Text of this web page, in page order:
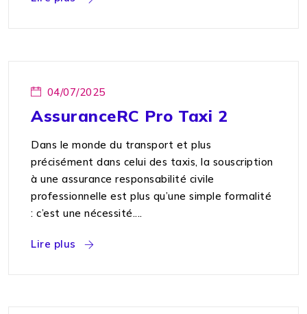
04/07/2025
AssuranceRC Pro Taxi 2
Dans le monde du transport et plus
précisément dans celui des taxis, la souscription
à une assurance responsabilité civile
professionnelle est plus qu’une simple formalité
: c’est une nécessité....
Lire plus